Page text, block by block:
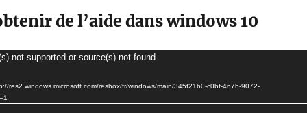
de l’aide dans windows 10
not supported or source(s) not found
res2.windows.microsoft.com/resbox/fr/windows/main/345f21b0-c0bf-467b-9072-